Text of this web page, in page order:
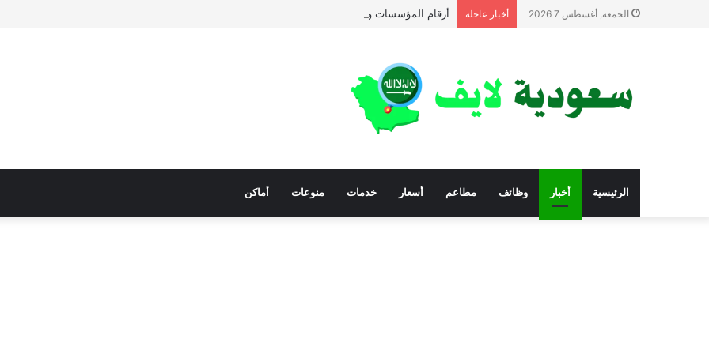
الجمعة, أغسطس 7 2026 أخبار عاجلة أرقام المؤسسات والجمعيات في قطاع غزة للمساعدات الإنسانية العاجلة
الرئيسية أخبار وظائف مطاعم أسعار خدمات منوعات أماكن